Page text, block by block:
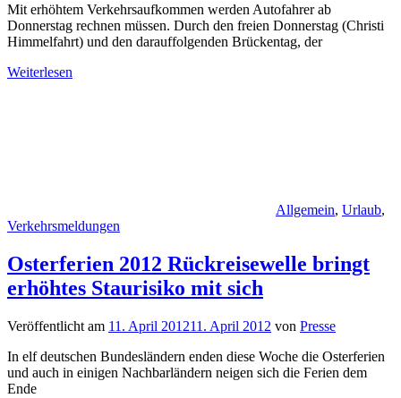
Mit erhöhtem Verkehrsaufkommen werden Autofahrer ab
Donnerstag rechnen müssen. Durch den freien Donnerstag (Christi
Himmelfahrt) und den darauffolgenden Brückentag, der
Weiterlesen
Allgemein, Urlaub,
Verkehrsmeldungen
Osterferien 2012 Rückreisewelle bringt
erhöhtes Staurisiko mit sich
Veröffentlicht am 11. April 201211. April 2012 von Presse
In elf deutschen Bundesländern enden diese Woche die Osterferien
und auch in einigen Nachbarländern neigen sich die Ferien dem
Ende